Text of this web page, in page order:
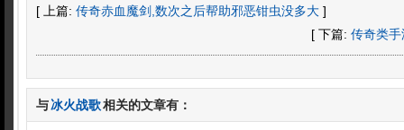
[ 上篇: 传奇赤血魔剑,数次之后帮助邪恶钳虫没多大 ]
[ 下篇: 传奇类
与冰火战歌相关的文章有：